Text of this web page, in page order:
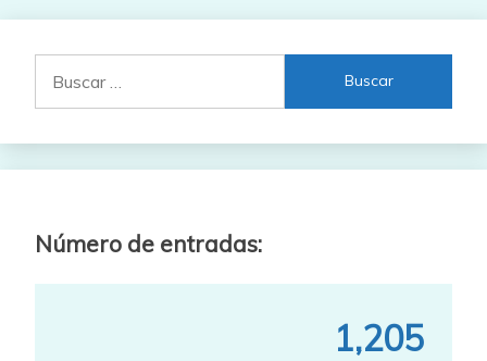
Número de entradas:
1,205